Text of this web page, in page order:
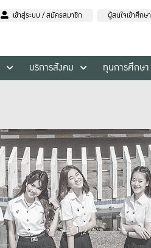
เข้าสู่ระบบ / สมัครสมาชิก ผู้สนใจเข้าศึกษา
บริการสังคม ทุนการศึกษา